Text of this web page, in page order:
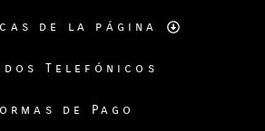
de la página
Telefónicos
de Pago